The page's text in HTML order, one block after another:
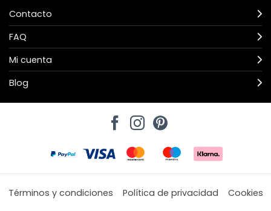
Contacto
FAQ
Mi cuenta
Blog
Términos y condiciones Política de privacidad
Cookies